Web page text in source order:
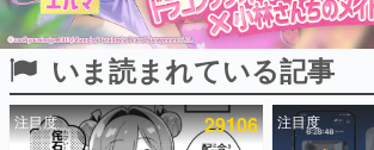
連載・特集一覧
殿堂入り記事
SNS拡散数が数千以上！ ページビュ
ど。多くの人々に読まれた、電ファ
事をまとめました。
いま読まれている記事
注目度 29106 注目度